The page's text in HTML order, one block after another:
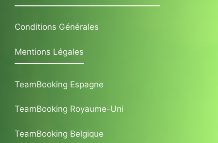
Conditions Générales
Mentions Légales
TeamBooking Espagne
TeamBooking Royaume-Uni
TeamBooking Belgique